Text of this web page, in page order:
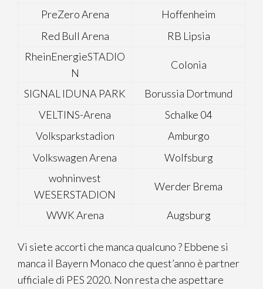
PreZero Arena
Hoffenheim
Red Bull Arena
RB Lipsia
RheinEnergieSTADIO
N
Colonia
SIGNAL IDUNA PARK
Borussia Dortmund
VELTINS-Arena
Schalke 04
Volksparkstadion
Amburgo
Volkswagen Arena
Wolfsburg
wohninvest
WESERSTADION
Werder Brema
WWK Arena Augsburg
Vi siete accorti che manca qualcuno ? Ebbene si
manca il Bayern Monaco che quest’anno è partner
ufficiale di PES 2020. Non resta che aspettare